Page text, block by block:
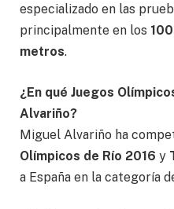
especializado en las
principalmente en los
metros.
¿En qué Juegos
Alvariño?
Miguel Alvariño ha
Olímpicos de Río 2016 y
a España en la categoría